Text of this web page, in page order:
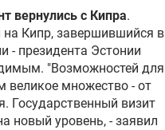
вернулись с Кипра.
на Кипр, завершившийся в
- президента Эстонии
"Возможностей для
великое множество - от
Государственный визит
новый уровень, - заявил